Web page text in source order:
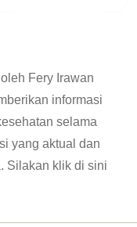
Fery Irawan
informasi
selama
yang aktual dan
Silakan klik di sini